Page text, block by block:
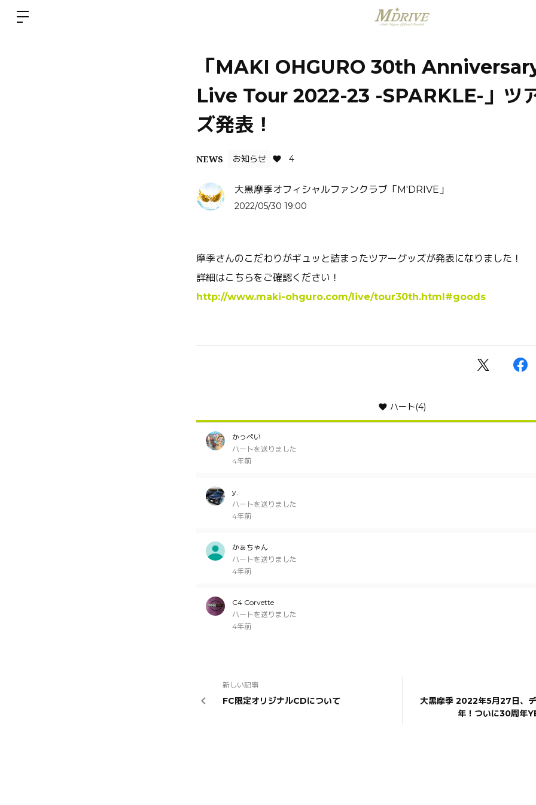
「MAKI OHGURO 30th
Live Tour 2022-23 -SPARKLE-」ツ
ズ発表！
NEWS お知らせ 4
大黒摩季オフィシャルファンクラブ「M'DRIVE」
2022/05/30 19:00
摩季さんのこだわりがギュッと詰まったツアーグッズが発表になりました！
詳細はこちらをご確認ください！
http://www.maki-ohguro.com/live/tour30th.html#goods
ハート(4)
かっぺい
ハートを送りました
4年前
y.
ハートを送りました
4年前
かぁちゃん
ハートを送りました
4年前
C4 Corvette
ハートを送りました
4年前
新しい記事
FC限定オリジナルCDについて
大黒摩季 2022年5月27日、
年！ついに30周年